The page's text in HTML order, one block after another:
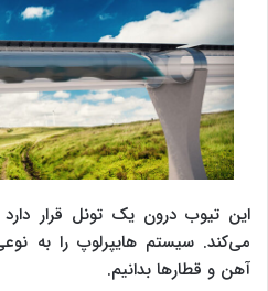
این تیوب درون یک تونل قرار
می‌کند. سیستم هایپرلوپ را به
آهن و قطارها بدانیم.